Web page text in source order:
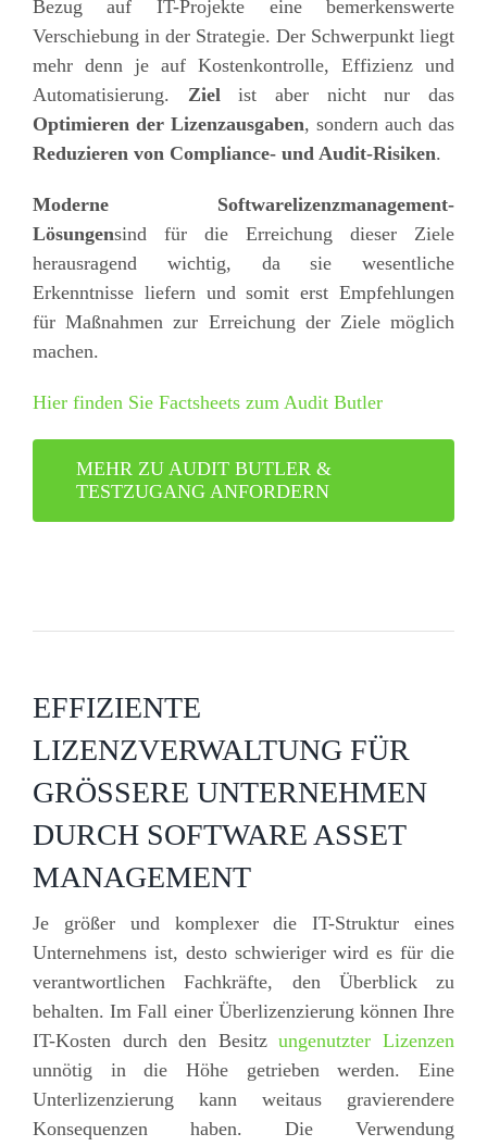
Bezug auf IT-Projekte eine bemerkenswerte
Verschiebung in der Strategie. Der Schwerpunkt liegt
mehr denn je auf Kostenkontrolle, Effizienz und
Automatisierung. Zielist aber nicht nur das
Optimieren der Lizenzausgaben, sondern auch das
Reduzieren von Compliance- und Audit-Risiken.
Moderne Softwarelizenzmanagement-
Lösungensind für die Erreichung dieser Ziele
herausragend wichtig, da sie wesentliche
Erkenntnisse liefern und somit erst Empfehlungen
für Maßnahmen zur Erreichung der Ziele möglich
machen.
Hier finden Sie Factsheets zum Audit Butler
MEHR ZU AUDIT BUTLER &
TESTZUGANG ANFORDERN
EFFIZIENTE
LIZENZVERWALTUNG FÜR
GRÖSSERE UNTERNEHMEN
DURCH SOFTWARE ASSET
MANAGEMENT
Je größer und komplexer die IT-Struktur eines
Unternehmens ist, desto schwieriger wird es für die
verantwortlichen Fachkräfte, den Überblick zu
behalten. Im Fall einer Überlizenzierung können Ihre
IT-Kosten durch den Besitzungenutzter Lizenzen
unnötig in die Höhe getrieben werden. Eine
Unterlizenzierung kann weitaus gravierendere
Konsequenzen haben. Die Verwendung